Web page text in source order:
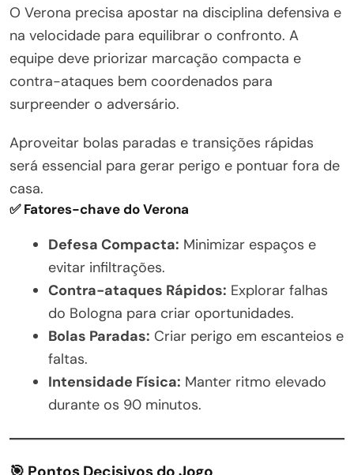
O Verona precisa apostar na disciplina defensiva e
na velocidade para equilibrar o confronto. A
equipe deve priorizar marcação compacta e
contra-ataques bem coordenados para
surpreender o adversário.
Aproveitar bolas paradas e transições rápidas
será essencial para gerar perigo e pontuar fora de
casa.
✅ Fatores-chave do Verona
Defesa Compacta: Minimizar espaços e
evitar infiltrações.
Contra-ataques Rápidos: Explorar falhas
do Bologna para criar oportunidades.
Bolas Paradas: Criar perigo em escanteios e
faltas.
Intensidade Física: Manter ritmo elevado
durante os 90 minutos.